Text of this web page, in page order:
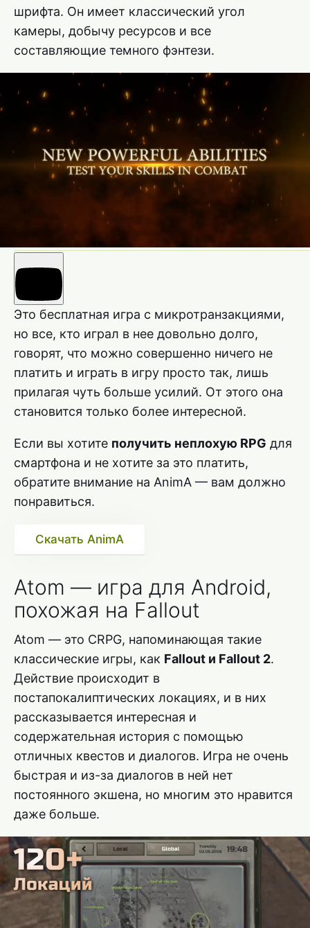
шрифта. Он имеет классический угол
камеры, добычу ресурсов и все
составляющие темного фэнтези.
Это бесплатная игра с микротранзакциями,
но все, кто играл в нее довольно долго,
говорят, что можно совершенно ничего не
платить и играть в игру просто так, лишь
прилагая чуть больше усилий. От этого она
становится только более интересной.
Если вы хотите получить неплохую RPG для
смартфона и не хотите за это платить,
обратите внимание на AnimA — вам должно
понравиться.
Скачать AnimA
Atom — игра для Android,
похожая на Fallout
Atom — это CRPG, напоминающая такие
классические игры, как Fallout и Fallout 2.
Действие происходит в
постапокалиптических локациях, и в них
рассказывается интересная и
содержательная история с помощью
отличных квестов и диалогов. Игра не очень
быстрая и из-за диалогов в ней нет
постоянного экшена, но многим это нравится
даже больше.